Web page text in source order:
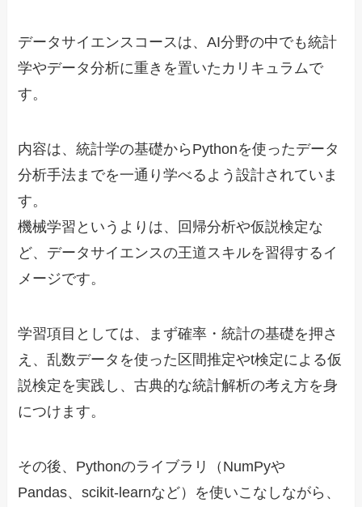
データサイエンスコースは、AI分野の中でも統計
学やデータ分析に重きを置いたカリキュラムで
す。
内容は、統計学の基礎からPythonを使ったデータ
分析手法までを一通り学べるよう設計されていま
す。
機械学習というよりは、回帰分析や仮説検定な
ど、データサイエンスの王道スキルを習得するイ
メージです。
学習項目としては、まず確率・統計の基礎を押さ
え、乱数データを使った区間推定やt検定による仮
説検定を実践し、古典的な統計解析の考え方を身
につけます。
その後、Pythonのライブラリ（NumPyや
Pandas、scikit-learnなど）を使いこなしながら、